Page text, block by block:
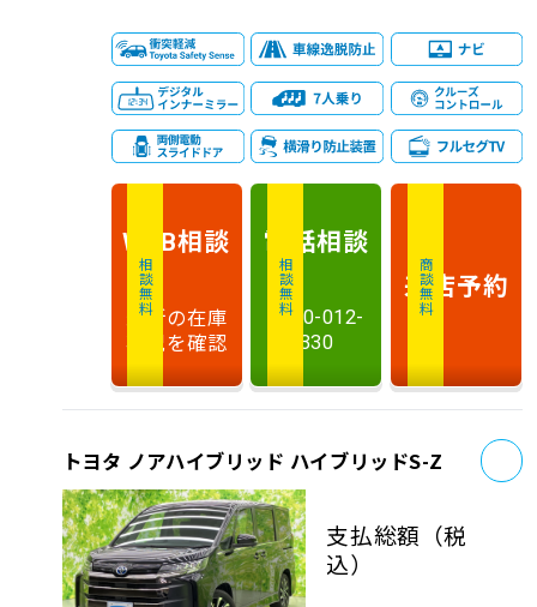
相談無料
WEB相談
最新の在庫
状況を確認
相談無料
電話相談
0120-012-
330
商談無料
来店予約
トヨタ ノアハイブリッド ハイブリッドS-Z
支払総額 （税
込）